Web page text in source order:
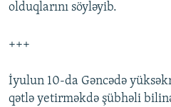
olduqlarını söyləyib.
+++
İyulun 10-da Gəncədə
qətlə yetirməkdə şübhəli